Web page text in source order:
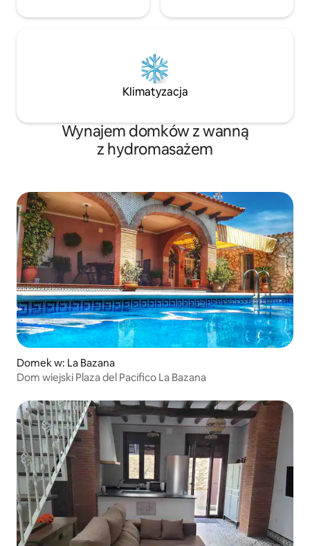
Klimatyzacja
Wynajem domków z wanną
z hydromasażem
Domek w: La Bazana
Dom wiejski Plaza del Pacifico La Bazana